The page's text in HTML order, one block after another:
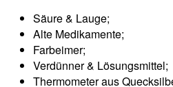
Säure & Lauge;
Alte Medikamente;
Farbeimer;
Verdünner & Lösungsmittel;
Thermometer aus